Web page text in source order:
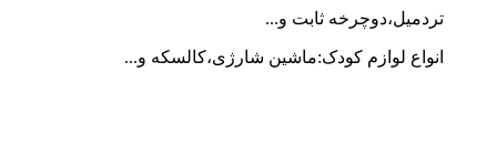
تردمیل،دوچرخه ثابت و...
انواع لوازم کودک:ماشین شارژی،کالسکه و...